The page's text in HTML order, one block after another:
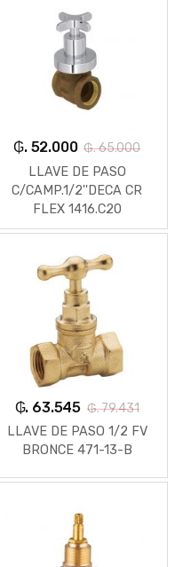
₲. 52.000 ₲. 65.000
LLAVE DE PASO
C/CAMP.1/2''DECA CR
FLEX 1416.C20
₲. 63.545 ₲. 79.431
LLAVE DE PASO 1/2 FV
BRONCE 471-13-B